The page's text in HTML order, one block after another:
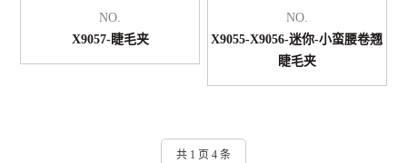
NO.
X9057-睫毛夹
NO.
X9055-X9056-迷你-小蛮腰卷翘
睫毛夹
共 1 页 4 条